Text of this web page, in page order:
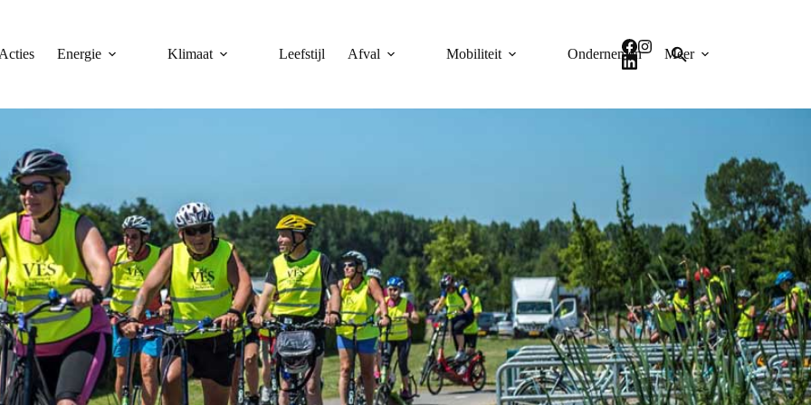
Acties Energie Klimaat Leefstijl Afval Mobiliteit Ondernemen Meer